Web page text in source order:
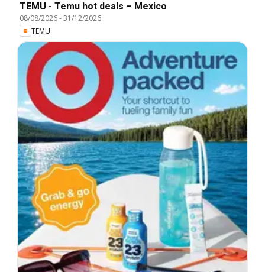
TEMU - Temu hot deals – Mexico
08/08/2026-31/12/2026
TEMU